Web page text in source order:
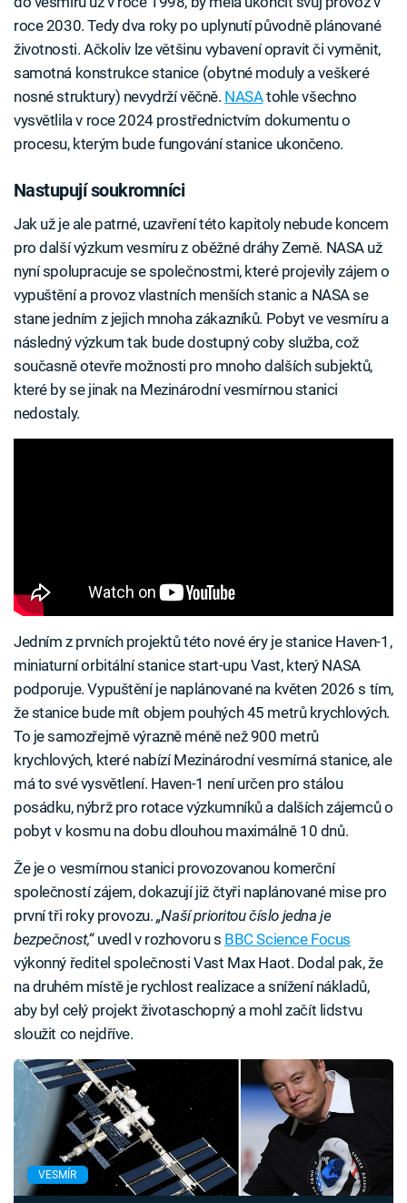
roce 2030. Tedy dva roky po uplynutí původně plánované
životnosti. Ačkoliv lze většinu vybavení opravit či vyměnit,
samotná konstrukce stanice (obytné moduly a veškeré
nosné struktury) nevydrží věčně. NASAtohle všechno
vysvětlila v roce 2024 prostřednictvím dokumentu o
procesu, kterým bude fungování stanice ukončeno.
Nastupují soukromníci
Jak už je ale patrné, uzavření této kapitoly nebude koncem
pro další výzkum vesmíru z oběžné dráhy Země. NASA už
nyní spolupracuje se společnostmi, které projevily zájem o
vypuštění a provoz vlastních menších stanic a NASA se
stane jedním z jejich mnoha zákazníků. Pobyt ve vesmíru a
následný výzkum tak bude dostupný coby služba, což
současně otevře možnosti pro mnoho dalších subjektů,
které by se jinak na Mezinárodní vesmírnou stanici
nedostaly.
Jedním z prvních projektů této nové éry je stanice Haven-1,
miniaturní orbitální stanice start-upu Vast, který NASA
podporuje. Vypuštění je naplánované na květen 2026 s tím,
že stanice bude mít objem pouhých 45 metrů krychlových.
To je samozřejmě výrazně méně než 900 metrů
krychlových, které nabízí Mezinárodní vesmírná stanice, ale
má to své vysvětlení. Haven-1 není určen pro stálou
posádku, nýbrž pro rotace výzkumníků a dalších zájemců o
pobyt v kosmu na dobu dlouhou maximálně 10 dnů.
Že je o vesmírnou stanici provozovanou komerční
společností zájem, dokazují již čtyři naplánované mise pro
první tři roky provozu. „Naší prioritou číslo jedna je
bezpečnost,“uvedl v rozhovoru s BBC Science Focus
výkonný ředitel společnosti Vast Max Haot. Dodal pak, že
na druhém místě je rychlost realizace a snížení nákladů,
aby byl celý projekt životaschopný a mohl začít lidstvu
sloužit co nejdříve.
VESMÍR